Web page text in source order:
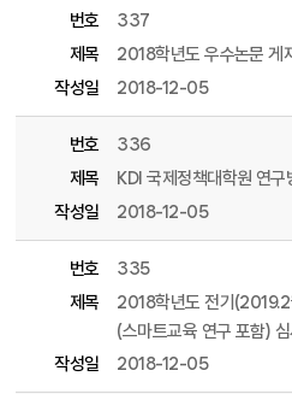
번호
337
제목
2018학년도 우수논문 게
작성일
2018-12-05
번호
336
제목
KDI 국제정책대학원 연구
작성일
2018-12-05
번호
335
제목
2018학년도 전기
(스마트교육 연구 포함)
작성일
2018-12-05